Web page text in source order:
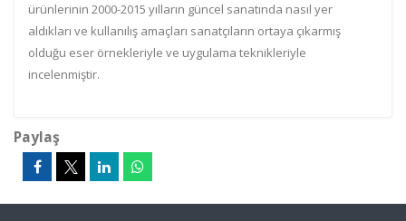
ürünlerinin 2000-2015 yılların güncel sanatında nasıl yer
aldıkları ve kullanılış amaçları sanatçıların ortaya çıkarmış
olduğu eser örnekleriyle ve uygulama teknikleriyle
incelenmiştir.
Paylaş